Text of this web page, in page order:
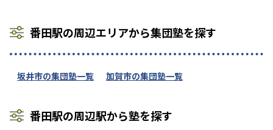
番田駅の周辺エリアから集団塾を探す
坂井市の集団塾一覧 加賀市の集団塾一覧
番田駅の周辺駅から塾を探す